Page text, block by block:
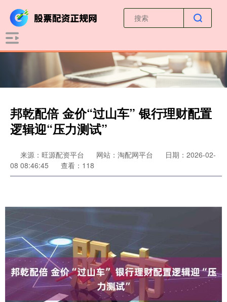
邦乾配倍 金价“过山车” 银行理财配置
逻辑迎“压力测试”
来源：旺源配资平台 网站：淘配网平台
日期：2026-02-
08 08:46:45
查看：118